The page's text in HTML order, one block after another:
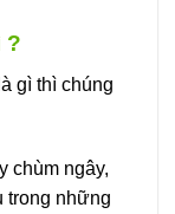
?
gì thì chúng
chùm ngây,
trong những